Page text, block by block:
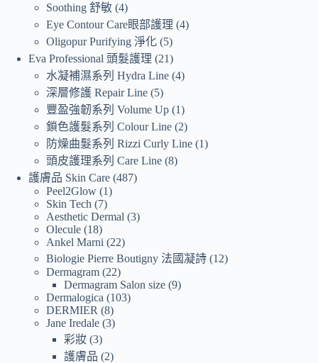
Soothing 舒敏 4
Eye Contour Care眼部護理 4
Oligopur Purifying 淨化 5
Eva Professional 頭髮護理
21
水凝補濕系列 Hydra Line 4
深層修護 Repair Line 5
豐盈強韌系列 Volume Up 1
鎖色護髮系列 Colour Line 2
防燥曲髮系列 Rizzi Curly Line 1
頭皮護理系列 Care Line 8
護膚品 Skin Care 487
Peel2Glow 1
Skin Tech
7
Aesthetic Dermal 3
Olecule 18
Ankel Marni
22
Biologie Pierre Boutigny 法國凝詩 12
Dermagram 22
Dermagram Salon size 9
Dermalogica
103
DERMIER
8
Jane Iredale 3
彩妝 3
護膚品
2